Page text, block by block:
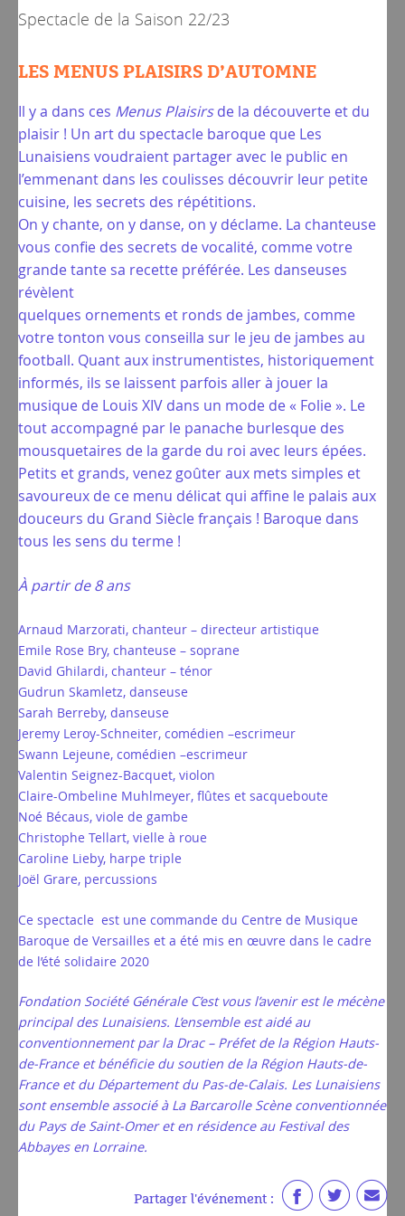
Spectacle de la Saison 22/23
LES MENUS PLAISIRS D’AUTOMNE
Il y a dans ces Menus Plaisirsde la découverte et du
plaisir ! Un art du spectacle baroque que Les
Lunaisiens voudraient partager avec le public en
l’emmenant dans les coulisses découvrir leur petite
cuisine, les secrets des répétitions.
On y chante, on y danse, on y déclame. La chanteuse
vous confie des secrets de vocalité, comme votre
grande tante sa recette préférée. Les danseuses
révèlent
quelques ornements et ronds de jambes, comme
votre tonton vous conseilla sur le jeu de jambes au
football. Quant aux instrumentistes, historiquement
informés, ils se laissent parfois aller à jouer la
musique de Louis XIV dans un mode de « Folie ». Le
tout accompagné par le panache burlesque des
mousquetaires de la garde du roi avec leurs épées.
Petits et grands, venez goûter aux mets simples et
savoureux de ce menu délicat qui affine le palais aux
douceurs du Grand Siècle français ! Baroque dans
tous les sens du terme !
À partir de 8 ans
Arnaud Marzorati, chanteur – directeur artistique
Emile Rose Bry, chanteuse – soprane
David Ghilardi, chanteur – ténor
Gudrun Skamletz, danseuse
Sarah Berreby, danseuse
Jeremy Leroy-Schneiter, comédien –escrimeur
Swann Lejeune, comédien –escrimeur
Valentin Seignez-Bacquet, violon
Claire-Ombeline Muhlmeyer, flûtes et sacqueboute
Noé Bécaus, viole de gambe
Christophe Tellart, vielle à roue
Caroline Lieby, harpe triple
Joël Grare, percussions
Ce spectacle est une commande du Centre de Musique
Baroque de Versailles et a été mis en œuvre dans le cadre
de l’été solidaire 2020
Fondation Société Générale C’est vous l’avenir est le mécène
principal des Lunaisiens. L’ensemble est aidé au
conventionnement par la Drac – Préfet de la Région Hauts-
de-France et bénéficie du soutien de la Région Hauts-de-
France et du Département du Pas-de-Calais. Les Lunaisiens
sont ensemble associé à La Barcarolle Scène conventionnée
du Pays de Saint-Omer et en résidence au Festival des
Abbayes en Lorraine.
Partager l'événement :